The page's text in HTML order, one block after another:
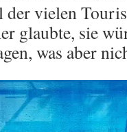
der vielen
glaubte, sie
was aber